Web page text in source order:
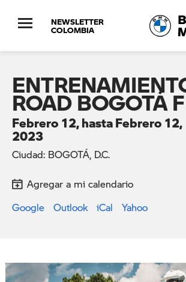
NEWSLETTER
COLOMBIA
ROAD BOGOTÁ
Febrero 12, hasta Febrero 12,
2023
Ciudad: BOGOTÁ, D.C.
Agregar a mi calendario
Google
Outlook iCal Yahoo